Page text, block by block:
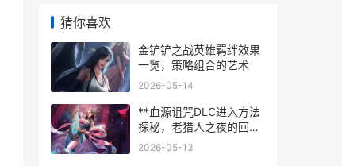
猜你喜欢
金铲铲之战英雄羁绊效果
一览，策略组合的艺术
2026-05-14
**血源诅咒DLC进入方法
探秘，老猎人之夜的回响
**
2026-05-13